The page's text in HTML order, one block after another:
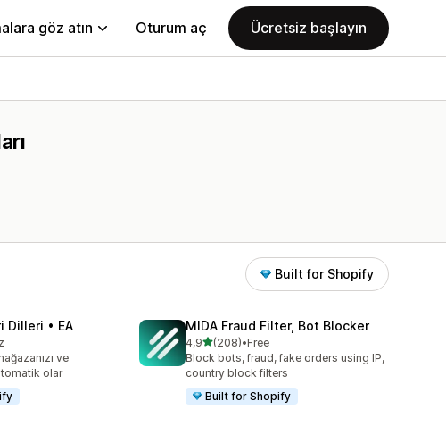
göz atın Oturum aç Ücretsiz başlayın
Built for Shopify
Dilleri • EA
ve
olar
MIDA Fraud Filter, Bot Blocker
4,95 yıldız üzerinden
(208)
toplam 208 değerlendirme
•Free
Block bots, fraud, fake orders using IP,
country block filters
Built for Shopify